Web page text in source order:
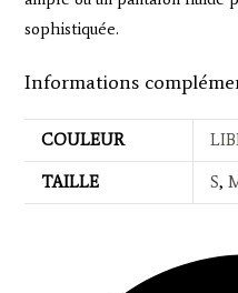
sophistiquée.
Informations
COULEUR
TAILLE S,